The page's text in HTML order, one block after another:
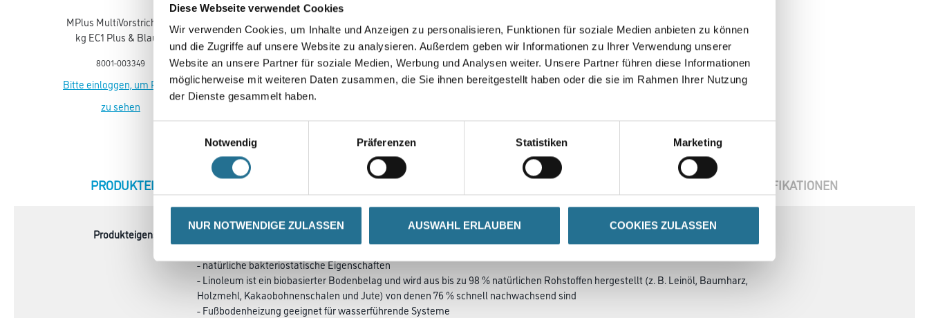
Diese Webseite verwendet Cookies
Wir verwenden Cookies, um Inhalte und Anzeigen zu personalisieren, Funktionen für soziale Medien anbieten zu können
und die Zugriffe auf unsere Website zu analysieren. Außerdem geben wir Informationen zu Ihrer Verwendung unserer
Website an unsere Partner für soziale Medien, Werbung und Analysen weiter. Unsere Partner führen diese Informationen
möglicherweise mit weiteren Daten zusammen, die Sie ihnen bereitgestellt haben oder die sie im Rahmen Ihrer Nutzung
der Dienste gesammelt haben.
Notwendig
Präferenzen Statistiken Marketing
NUR NOTWENDIGE ZULASSEN AUSWAHL ERLAUBEN COOKIES ZULASSEN
MPlus MultiVorstrich 10,0
kg EC1 Plus & Blauer
8001-003349
Bitte einloggen, um Preise
zu sehen
EC1 Plus & Blauer Engel
NEU
8001-003350
Bitte einloggen, um Preise
HMP10 25,0 kg Hybrid EC1
Plus & Blauer Engel NEU
8001-003351
Bitte einloggen, um Preise
14,0 kg EC1 Plus & Blauer
Engel NEU
8001-003355
Bitte einloggen, um Preise
CURRENT
PRODUKTEIGENSCHAFTEN GEFAHRENHINWEISE SPEZIFIKATIONEN
Produkteigenschaft
- Hergestellt aus natürlichen und erneuerbaren Rohstoffen
- Langlebig, umweltfreundlich, strapazierfähig, hygienisch und pflegeleicht
- natürliche bakteriostatische Eigenschaften
- Linoleum ist ein biobasierter Bodenbelag und wird aus bis zu 98 % natürlichen Rohstoffen hergestellt (z. B. Leinöl, Baumharz,
Holzmehl, Kakaobohnenschalen und Jute) von denen 76 % schnell nachwachsend sind
- Fußbodenheizung geeignet für wasserführende Systeme